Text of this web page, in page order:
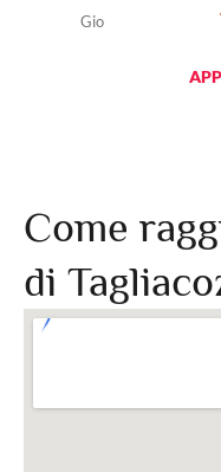
Gio
Come
di